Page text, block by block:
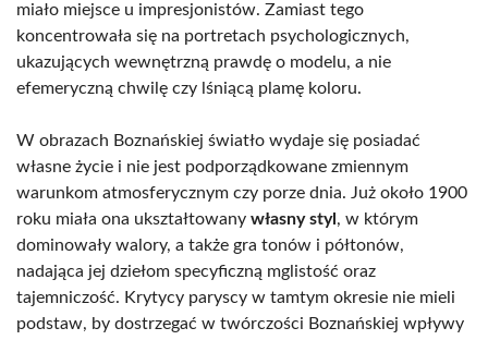
miało miejsce u impresjonistów. Zamiast tego
koncentrowała się na portretach psychologicznych,
ukazujących wewnętrzną prawdę o modelu, a nie
efemeryczną chwilę czy lśniącą plamę koloru.
W obrazach Boznańskiej światło wydaje się posiadać
własne życie i nie jest podporządkowane zmiennym
warunkom atmosferycznym czy porze dnia. Już około 1900
roku miała ona ukształtowany własny styl , w którym
dominowały walory, a także gra tonów i półtonów,
nadająca jej dziełom specyficzną mglistość oraz
tajemniczość. Krytycy paryscy w tamtym okresie nie mieli
podstaw, by dostrzegać w twórczości Boznańskiej wpływy